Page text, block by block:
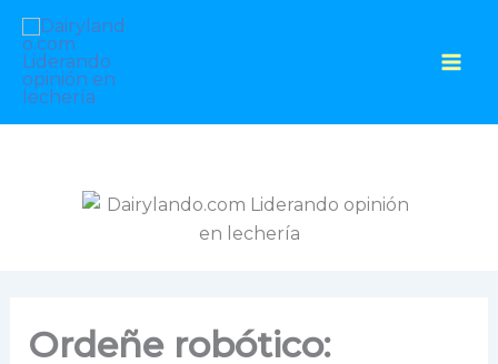
contenido
Ordeñe robótico: